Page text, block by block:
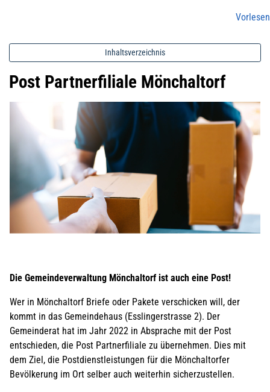
Vorlesen
Inhaltsverzeichnis
Post Partnerfiliale Mönchaltorf
Die Gemeindeverwaltung Mönchaltorf ist auch eine Post!
Wer in Mönchaltorf Briefe oder Pakete verschicken will, der
kommt in das Gemeindehaus (Esslingerstrasse 2). Der
Gemeinderat hat im Jahr 2022 in Absprache mit der Post
entschieden, die Post Partnerfiliale zu übernehmen. Dies mit
dem Ziel, die Postdienstleistungen für die Mönchaltorfer
Bevölkerung im Ort selber auch weiterhin sicherzustellen.